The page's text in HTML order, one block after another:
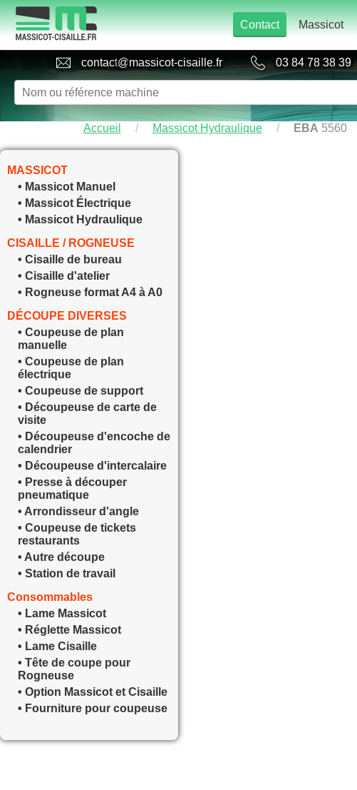
contact@massicot-cisaille.fr 03 84 78 38 39
Contact Massicot
Accueil / Massicot Hydraulique / EBA 5560
MASSICOT
• Massicot Manuel
• Massicot Électrique
• Massicot Hydraulique
CISAILLE / ROGNEUSE
• Cisaille de bureau
• Cisaille d'atelier
• Rogneuse format A4 à A0
DÉCOUPE DIVERSES
• Coupeuse de plan
manuelle
• Coupeuse de plan
électrique
• Coupeuse de support
• Découpeuse de carte de
visite
• Découpeuse d'encoche de
calendrier
• Découpeuse d'intercalaire
• Presse à découper
pneumatique
• Arrondisseur d'angle
• Coupeuse de tickets
restaurants
• Autre découpe
• Station de travail
Consommables
• Lame Massicot
• Réglette Massicot
• Lame Cisaille
• Tête de coupe pour
Rogneuse
• Option Massicot et Cisaille
• Fourniture pour coupeuse